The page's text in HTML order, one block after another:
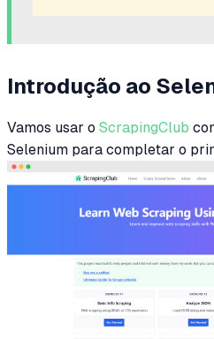
Introdução ao
Vamos usar o ScrapingClub
Selenium para completar o